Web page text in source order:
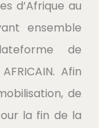
d’Afrique au
ensemble
de
Afin
de
la fin de la